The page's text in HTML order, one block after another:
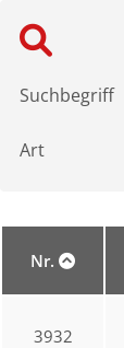
Suchbegriff
Art
Nr.
3932